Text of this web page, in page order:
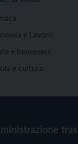
e Lavoro
e benessere
e cultura